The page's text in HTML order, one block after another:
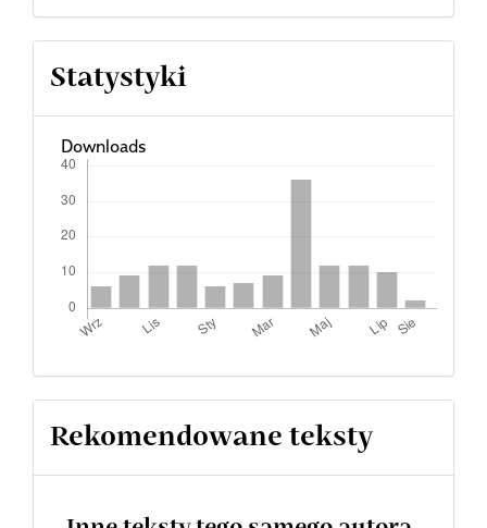
Statystyki
Downloads
Rekomendowane teksty